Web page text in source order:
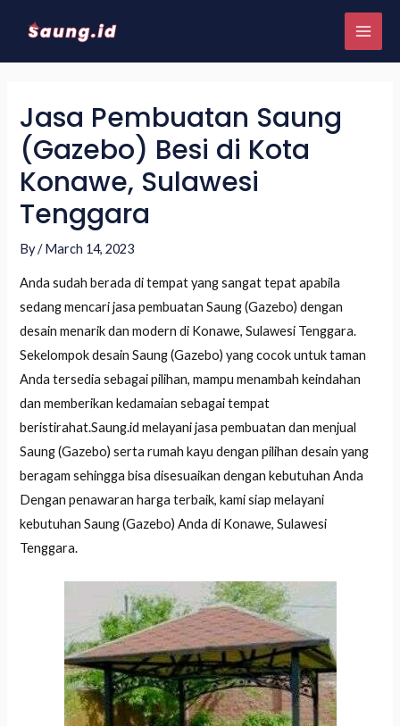
Jasa Pembuatan Saung
(Gazebo) Besi di Kota
Konawe, Sulawesi
Tenggara
By/March 14, 2023
Anda sudah berada di tempat yang sangat tepat apabila
sedang mencari jasa pembuatan Saung (Gazebo) dengan
desain menarik dan modern di Konawe, Sulawesi Tenggara.
Sekelompok desain Saung (Gazebo) yang cocok untuk taman
Anda tersedia sebagai pilihan, mampu menambah keindahan
dan memberikan kedamaian sebagai tempat
beristirahat.Saung.id melayani jasa pembuatan dan menjual
Saung (Gazebo) serta rumah kayu dengan pilihan desain yang
beragam sehingga bisa disesuaikan dengan kebutuhan Anda
Dengan penawaran harga terbaik, kami siap melayani
kebutuhan Saung (Gazebo) Anda di Konawe, Sulawesi
Tenggara.